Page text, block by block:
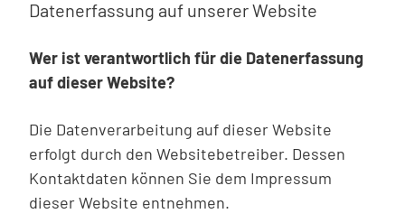
Datenerfassung auf unserer Website
Wer ist verantwortlich für die Datenerfassung
auf dieser Website?
Die Datenverarbeitung auf dieser Website
erfolgt durch den Websitebetreiber. Dessen
Kontaktdaten können Sie dem Impressum
dieser Website entnehmen.